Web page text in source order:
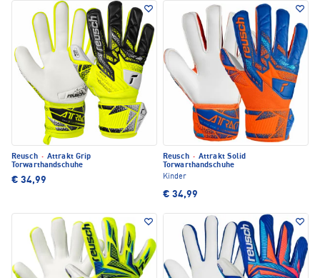
Reusch · Attrakt Grip
Torwarthandschuhe
€ 34,99
Reusch · Attrakt Solid
Torwarthandschuhe
Kinder
€ 34,99